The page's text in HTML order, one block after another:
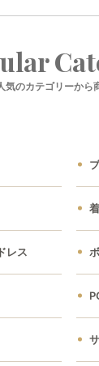
気のカテゴリーから
レス